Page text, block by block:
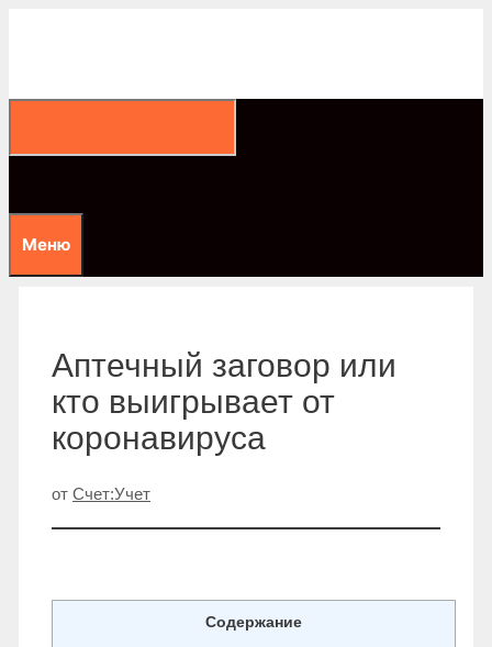
Меню
Аптечный заговор или
кто выигрывает от
коронавируса
от Счет:Учет
Содержание